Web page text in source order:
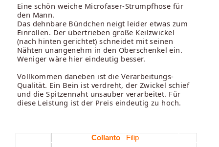
Eine schön weiche Microfaser-Strumpfhose für
den Mann.
Das dehnbare Bündchen neigt leider etwas zum
Einrollen. Der übertrieben große Keilzwickel
(nach hinten gerichtet) schneidet mit seinen
Nähten unangenehm in den Oberschenkel ein.
Weniger wäre hier eindeutig besser.
Vollkommen daneben ist die Verarbeitungs-
Qualität. Ein Bein ist verdreht, der Zwickel schief
und die Spitzennaht unsauber verarbeitet. Für
diese Leistung ist der Preis eindeutig zu hoch.
CollantoFilip